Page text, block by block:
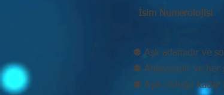
İsim Numerolojisi
⚉ Aşk adamıdır ve
⚉ Anlayışlıdır ve her
⚉ Aşık olduğu kadar